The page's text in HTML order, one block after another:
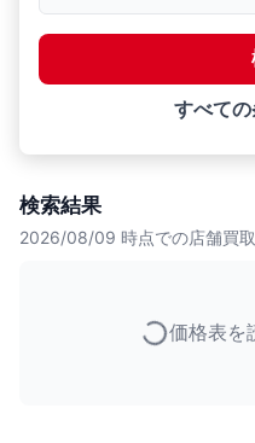
すべて
検索結果
2026/08/09 時点での店舗買取
価格表を